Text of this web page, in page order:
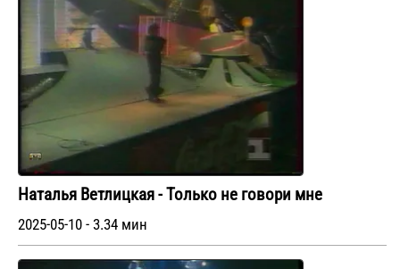
Наталья Ветлицкая - Только не говори мне
2025-05-10 - 3.34 мин